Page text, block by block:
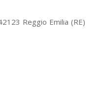
Reggio Emilia (RE)